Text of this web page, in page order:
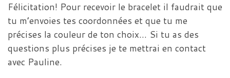
Félicitation! Pour recevoir le bracelet il faudrait que
tu m’envoies tes coordonnées et que tu me
précises la couleur de ton choix… Si tu as des
questions plus précises je te mettrai en contact
avec Pauline.